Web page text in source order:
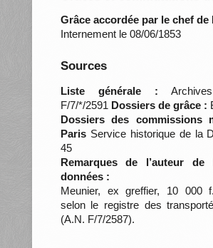
Grâce accordée par le chef de
Internement le 08/06/1853
Sources
Liste générale :
F/7/*/2591 Dossiers de grâce :
Dossiers des commissions
ParisService historique de la
45
Remarques de l’auteur
données :
Meunier, ex greffier, 10 000
selon le registre des
(A.N. F/7/2587).